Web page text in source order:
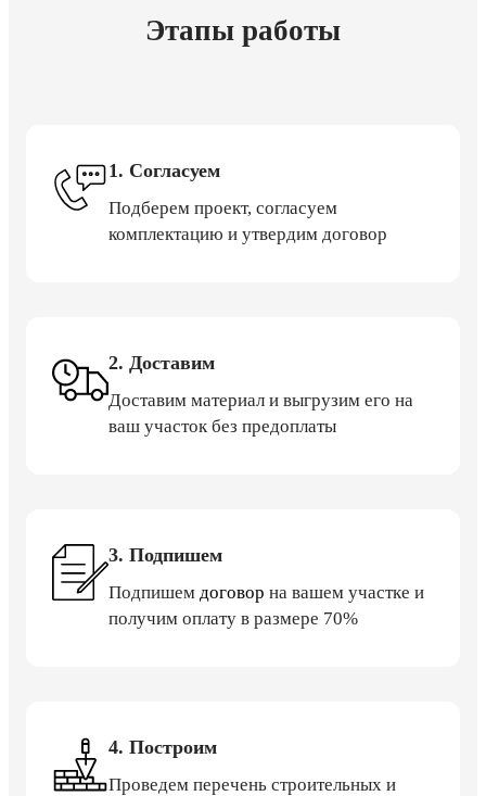
Этапы работы
1. Согласуем
Подберем проект, согласуем
комплектацию и утвердим договор
2. Доставим
Доставим материал и выгрузим его на
ваш участок без предоплаты
3. Подпишем
Подпишем договор на вашем участке и
получим оплату в размере 70%
4. Построим
Проведем перечень строительных и